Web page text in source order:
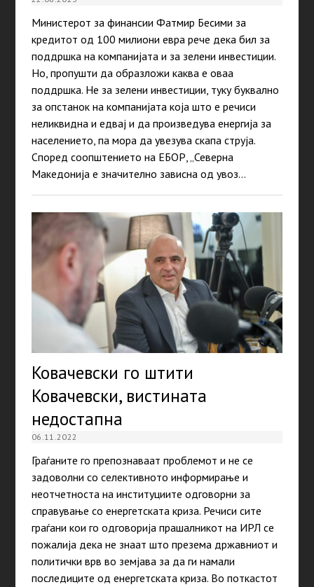
Министерот за финансии Фатмир Бесими за
кредитот од 100 милиони евра рече дека бил за
поддршка на компанијата и за зелени инвестиции.
Но, пропушти да образложи каква е оваа
поддршка. Не за зелени инвестиции, туку буквално
за опстанок на компанијата која што е речиси
неликвидна и едвај и да произведува енергија за
населението, па мора да увезува скапа струја.
Според соопштението на ЕБОР, „Северна
Македонија е значително зависна од увоз…
Ковачевски го штити
Ковачевски, вистината
недостапна
06.11.2022
Граѓаните го препознаваат проблемот и не се
задоволни со селективното информирање и
неотчетноста на институциите одговорни за
справување со енергетската криза. Речиси сите
граѓани кои го одговорија прашалникот на ИРЛ се
пожалија дека не знаат што презема државниот и
политички врв во земјава за да ги намали
последиците од енергетската криза. Во поткастот